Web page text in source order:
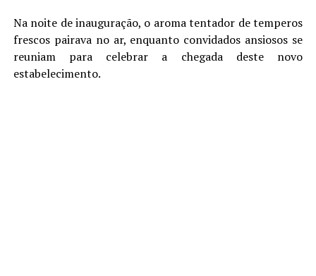
Na noite de inauguração, o aroma tentador de temperos
frescos pairava no ar, enquanto convidados ansiosos se
reuniam para celebrar a chegada deste novo
estabelecimento.